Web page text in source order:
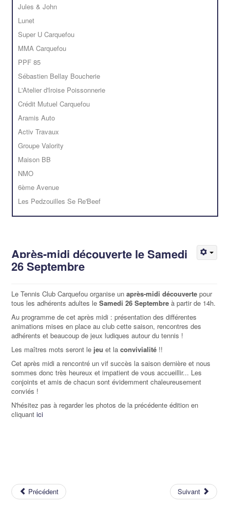
Jules & John
Lunet
Super U Carquefou
MMA Carquefou
PPF 85
Sébastien Bellay Boucherie
L'Atelier d'Iroise Poissonnerie
Crédit Mutuel Carquefou
Aramis Auto
Activ Travaux
Groupe Valority
Maison BB
NMO
6ème Avenue
Les Pedzouilles Se Re'Beef
Après-midi découverte le Samedi
26 Septembre
Le Tennis Club Carquefou organise un après-midi découverte pour
tous les adhérents adultes le Samedi 26 Septembre à partir de 14h.
Au programme de cet après midi : présentation des différentes
animations mises en place au club cette saison, rencontres des
adhérents et beaucoup de jeux ludiques autour du tennis !
Les maîtres mots seront le jeu et la convivialité !!
Cet après midi a rencontré un vif succès la saison dernière et nous
sommes donc très heureux et impatient de vous accueillir... Les
conjoints et amis de chacun sont évidemment chaleureusement
conviés !
N'hésitez pas à regarder les photos de la précédente édition en
cliquant ici
Précédent Suivant